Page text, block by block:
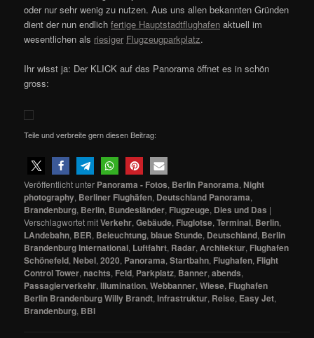
oder nur sehr wenig zu nutzen. Aus uns allen bekannten Gründen
dient der nun endlichfertige Hauptstadtflughafen aktuell im
wesentlichen als riesiger Flugzeugparkplatz.
Ihr wisst ja: Der KLICK auf das Panorama öffnet es in schön
gross:
Teile und verbreite gern diesen Beitrag:
Veröffentlicht unter Panorama - Fotos, Berlin Panorama, Night
photography, Berliner Flughäfen, Deutschland Panorama,
Brandenburg, Berlin, Bundesländer, Flugzeuge, Dies und Das |
Verschlagwortet mitVerkehr,Gebäude, Fluglotse,Terminal, Berlin,
LAndebahn, BER, Beleuchtung,blaue Stunde, Deutschland, Berlin
Brandenburg International, Luftfahrt, Radar, Architektur, Flughafen
Schönefeld, Nebel,2020, Panorama,Startbahn, Flughafen, Flight
Control Tower,nachts, Feld, Parkplatz, Banner,abends,
Passagierverkehr,Illumination,Webbanner,Wiese, Flughafen
Berlin Brandenburg Willy Brandt,Infrastruktur, Reise, Easy Jet,
Brandenburg, BBI